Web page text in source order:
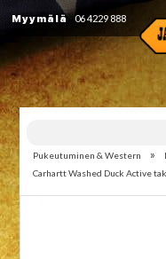
Myymälä 06 4229 888
Pukeutuminen & Western »
Carhartt Washed Duck Active